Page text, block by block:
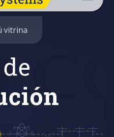
vitrina